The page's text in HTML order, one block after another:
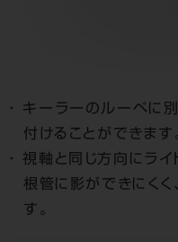
キーラーのルーペに
付けることができます
視軸と同じ方向にライ
根管に影ができにくく
す。